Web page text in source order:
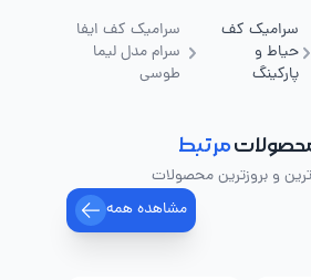
سرامیک کف
حیاط و
پارکینگ
سرامیک کف ایفا
سرام مدل لیما
طوسی
مرتبط
و بروزترین محصولات
مشاهده همه